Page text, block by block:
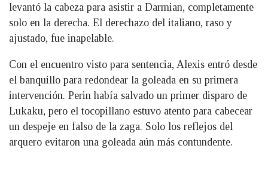
levantó la cabeza para asistir a Darmian, completamente
solo en la derecha. El derechazo del italiano, raso y
ajustado, fue inapelable.
Con el encuentro visto para sentencia, Alexis entró desde
el banquillo para redondear la goleada en su primera
intervención. Perin había salvado un primer disparo de
Lukaku, pero el tocopillano estuvo atento para cabecear
un despeje en falso de la zaga. Solo los reflejos del
arquero evitaron una goleada aún más contundente.